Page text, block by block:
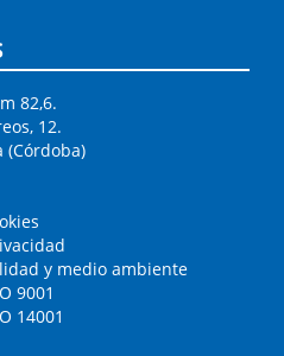
82,6.
12.
(Córdoba)
y medio ambiente
9001
14001